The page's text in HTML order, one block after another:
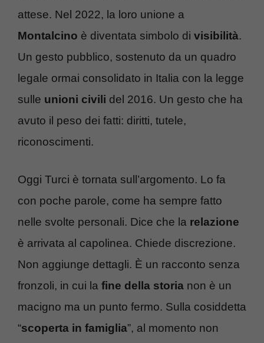
attese. Nel 2022, la loro unione a
Montalcino è diventata simbolo di visibilità.
Un gesto pubblico, sostenuto da un quadro
legale ormai consolidato in Italia con la legge
sulle unioni civili del 2016. Un gesto che ha
avuto il peso dei fatti: diritti, tutele,
riconoscimenti.
Oggi Turci è tornata sull’argomento. Lo fa
con poche parole, come ha sempre fatto
nelle svolte personali. Dice che la relazione
è arrivata al capolinea. Chiede discrezione.
Non aggiunge dettagli. È un racconto senza
fronzoli, in cui la fine della storia non è un
macigno ma un punto fermo. Sulla cosiddetta
“scoperta in famiglia”, al momento non